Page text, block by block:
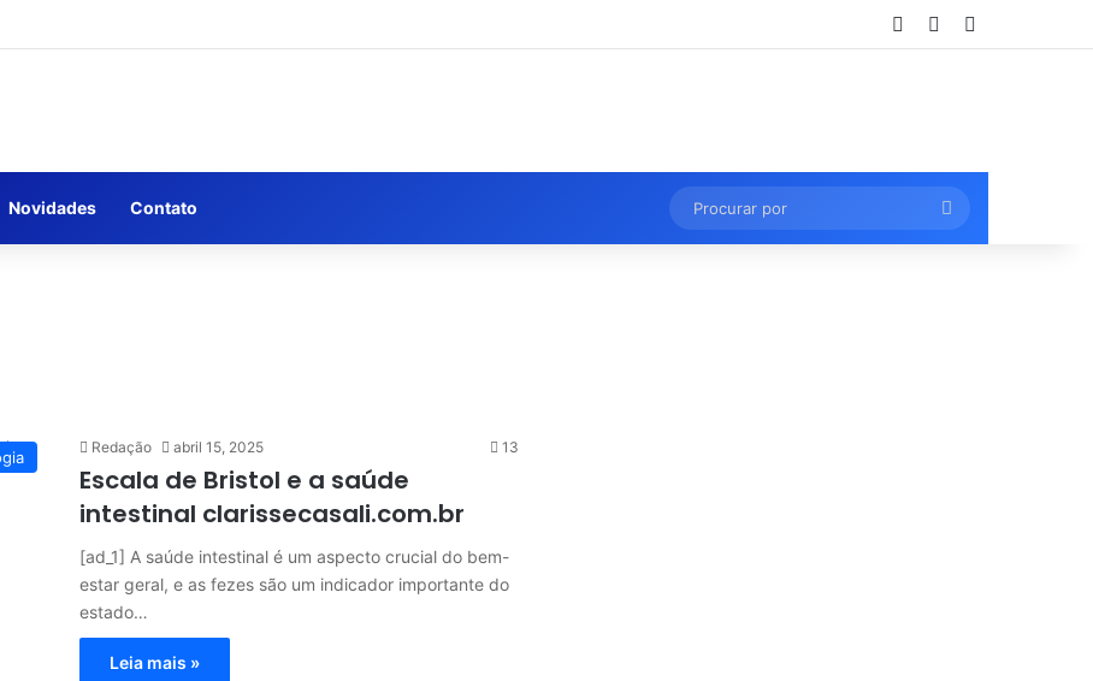
Entrar Artigo aleatório
Novidades Contato
Procurar
por
Redação abril 15, 2025 13
Escala de Bristol e a saúde
intestinal clarissecasali.com.br
[ad_1] A saúde intestinal é um aspecto crucial do bem-
estar geral, e as fezes são um indicador importante do
estado…
Leia mais »